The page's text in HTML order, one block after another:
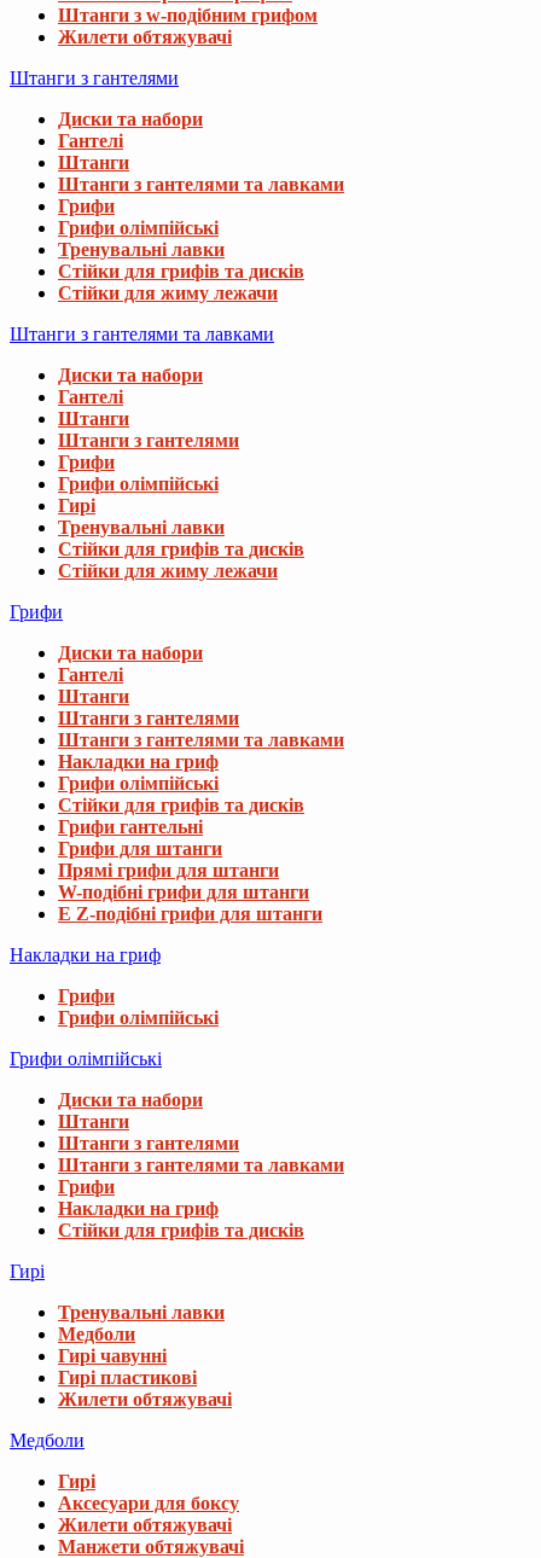
Штанги з w-подібним грифом
Жилети обтяжувачі
Штанги з гантелями
Диски та набори
Гантелі
Штанги
Штанги з гантелями та лавками
Грифи
Грифи олімпійські
Тренувальні лавки
Стійки для грифів та дисків
Стійки для жиму лежачи
Штанги з гантелями та лавками
Диски та набори
Гантелі
Штанги
Штанги з гантелями
Грифи
Грифи олімпійські
Гирі
Тренувальні лавки
Стійки для грифів та дисків
Стійки для жиму лежачи
Грифи
Диски та набори
Гантелі
Штанги
Штанги з гантелями
Штанги з гантелями та лавками
Накладки на гриф
Грифи олімпійські
Стійки для грифів та дисків
Грифи гантельні
Грифи для штанги
Прямі грифи для штанги
W-подібні грифи для штанги
E Z-подібні грифи для штанги
Накладки на гриф
Грифи
Грифи олімпійські
Грифи олімпійські
Диски та набори
Штанги
Штанги з гантелями
Штанги з гантелями та лавками
Грифи
Накладки на гриф
Стійки для грифів та дисків
Гирі
Тренувальні лавки
Медболи
Гирі чавунні
Гирі пластикові
Жилети обтяжувачі
Медболи
Гирі
Аксесуари для боксу
Жилети обтяжувачі
Манжети обтяжувачі